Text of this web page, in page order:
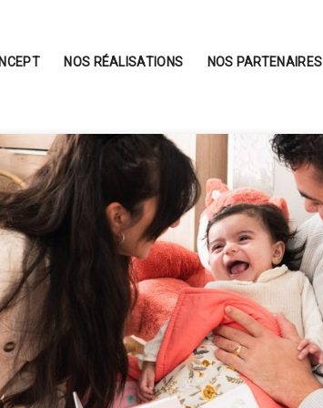
NOS RÉALISATIONS NOS PARTENAIRES